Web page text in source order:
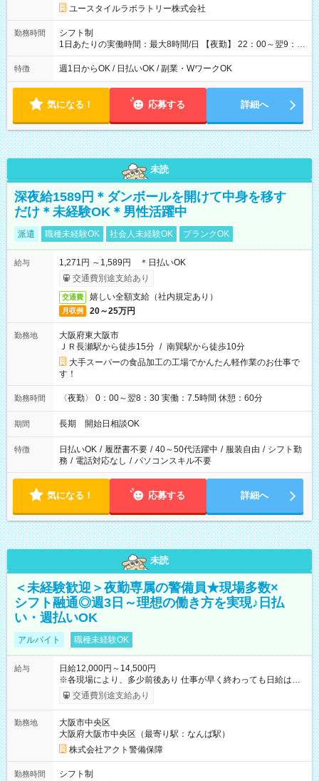
ユースタイルラボラトリー株式会社
勤務時間
シフト制
1日あたりの実働時間：最大8時間/日 【夜勤】 22：00～翌9：
00 ※週1日～OK ／ 夜勤専従 ＊＊ 勤務時間例 ＊＊ ■22時か
ら翌7時 ■23時から翌8時 ■24時から翌9時 など ※上記の時間
ます。 ※曜日固定（毎週同じ曜日での勤務となります）
特徴 週1日からOK / 日払いOK / 副業・WワークOK
気になる！ 応募する 詳細へ
未読
深夜給1589円＊ダンボールを開けて中身を移す
だけ＊未経験OK＊男性活躍中
派遣 職種未経験OK 社会人未経験OK ブランクOK
給与
1,271円 ～1,589円 ＊日払いOK
交通費別途支給あり
交通費 嬉しい全額支給（社内規定あり）
月収例 20～25万円
勤務地
大阪府東大阪市
ＪＲ長瀬駅から徒歩15分 / 南巽駅から徒歩10分
大手スーパーの食品加工の工場でかんたん軽作業のお仕事で
す！
勤務時間 〈夜勤〉 0：00～翌8：30 実働：7.5時間 休憩：60分
期間 長期 開始日相談OK
特徴 日払いOK / 履歴書不要 / 40～50代活躍中 / 服装自由 / シフト勤
務 / 電話対応なし / パソコンスキル不要
気になる！ 応募する 詳細へ
未読
＜未経験歓迎＞夜勤専属の警備員★現場多数×
シフト融通◎週3日～理想の働き方を実現♪日払
い・週払いOK
アルバイト 職種未経験OK
給与
日給12,000円～14,500円
※各現場により、多少前後あり 仕事が早く終わっても日給は保
証されます。 【試用期間】試用期間なし
交通費別途支給あり
勤務地
大阪市中央区
大阪府大阪市中央区（最寄り駅：なんば駅）
株式会社アクト警備保障
勤務時間
シフト制